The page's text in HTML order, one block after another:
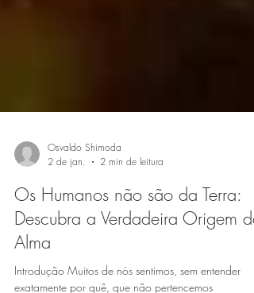
Osvaldo Shimoda
2 de jan.
2 min de leitura
Os Humanos não são da Terra:
Descubra a Verdadeira Origem da
Alma